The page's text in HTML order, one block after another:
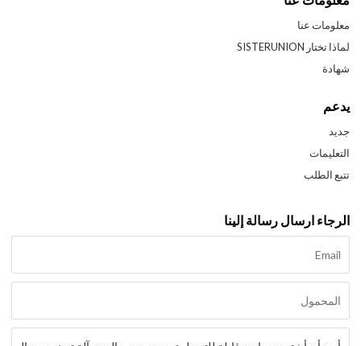
معلومات عنا
لماذا تختار SISTERUNION
شهادة
يدعم
جديد
التعليمات
تتبع الطلب
الرجاء ارسال رسالة إلينا